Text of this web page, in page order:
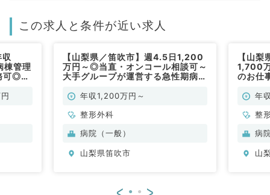
この求人と条件が近い求人
棟管理
可◎マ
【山梨県／笛吹市】週4.5日1,200
万円～◎当直・オンコール相談可～
大手グループが運営する急性期病院
年収1,200万円～
整形外科
病院（一般）
山梨県笛吹市
【山
1,700
のお仕
常勤）
年
整
病
山